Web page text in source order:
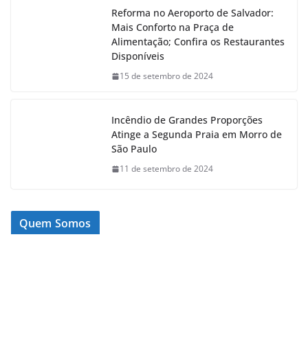
Reforma no Aeroporto de Salvador:
Mais Conforto na Praça de
Alimentação; Confira os Restaurantes
Disponíveis
15 de setembro de 2024
Incêndio de Grandes Proporções
Atinge a Segunda Praia em Morro de
São Paulo
11 de setembro de 2024
Quem Somos